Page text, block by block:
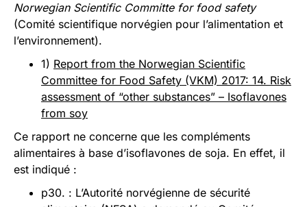
Norwegian Scientific Committe for food safety
(Comité scientifique norvégien pour l’alimentation et
l’environnement).
1) Report from the Norwegian Scientific
Committee for Food Safety (VKM) 2017: 14. Risk
assessment of “other substances” – Isoflavones
from soy
Ce rapport ne concerne que les compléments
alimentaires à base d’isoflavones de soja. En effet, il
est indiqué :
p30. : L’Autorité norvégienne de sécurité